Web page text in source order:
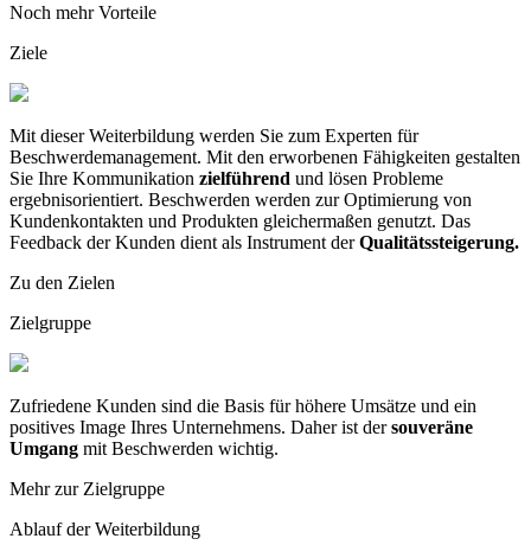
Noch mehr Vorteile
Ziele
Mit dieser Weiterbildung werden Sie zum Experten für
Beschwerdemanagement. Mit den erworbenen Fähigkeiten gestalten
Sie Ihre Kommunikation zielführend und lösen Probleme
ergebnisorientiert. Beschwerden werden zur Optimierung von
Kundenkontakten und Produkten gleichermaßen genutzt. Das
Feedback der Kunden dient als Instrument derQualitätssteigerung.
Zu den Zielen
Zielgruppe
Zufriedene Kunden sind die Basis für höhere Umsätze und ein
positives Image Ihres Unternehmens. Daher ist dersouveräne
Umgang mit Beschwerden wichtig.
Mehr zur Zielgruppe
Ablauf der Weiterbildung